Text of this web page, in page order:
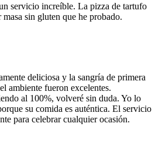
servicio increíble. La pizza de tartufo
sin gluten que he probado.
deliciosa y la sangría de primera
ambiente fueron excelentes.
al 100%, volveré sin duda. Yo lo
su comida es auténtica. El servicio
para celebrar cualquier ocasión.